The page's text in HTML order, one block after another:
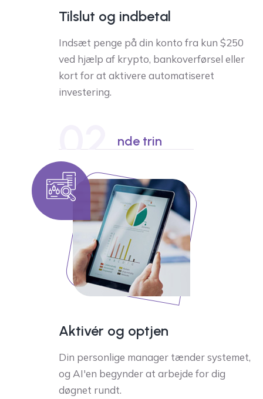
Tilslut og indbetal
Indsæt penge på din konto fra kun $250
ved hjælp af krypto, bankoverførsel eller
kort for at aktivere automatiseret
investering.
02nde trin
Aktivér og optjen
Din personlige manager tænder systemet,
og AI'en begynder at arbejde for dig
døgnet rundt.